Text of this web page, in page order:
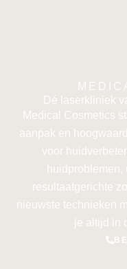
Dé laserkliniek
Medical Cosmetics
aanpak en
voor
huidproblemen,
resultaatgerichte
nieuwste technieken
je altijd in